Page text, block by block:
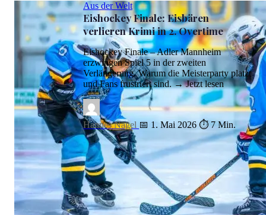
Aus der Welt
Eishockey Finale: Eisbären
verlieren Krimi in 2. Overtime
Eishockey Finale – Adler Mannheim
erzwingen Spiel 5 in der zweiten
Verlängerung. Warum die Meisterparty platzt
und Fans frustriert sind. → Jetzt lesen
Hannes Nagel 📅 1. Mai 2026 ⏱ 7 Min.